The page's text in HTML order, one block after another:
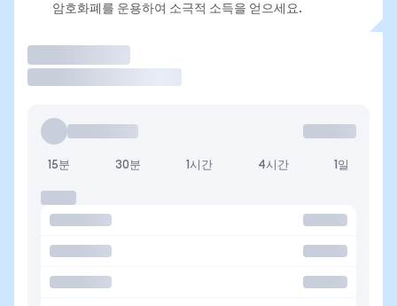
암호화폐를 운용하여 소극적 소득을 얻으세요.
15분 30분 1시간 4시간 1일